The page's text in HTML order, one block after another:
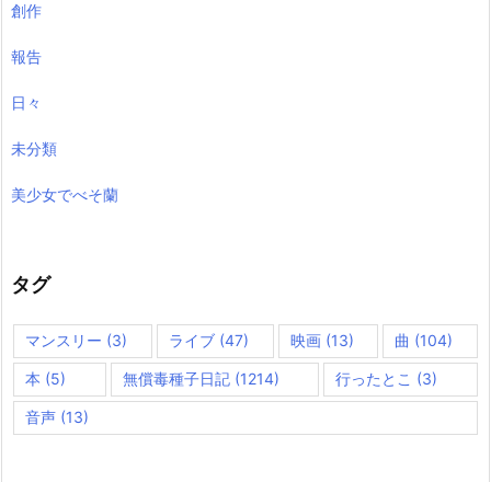
創作
報告
日々
未分類
美少女でべそ蘭
タグ
マンスリー (3) ライブ(47) 映画(13) 曲 (104)
本 (5) 無償毒種子日記(1214) 行ったとこ (3)
音声 (13)